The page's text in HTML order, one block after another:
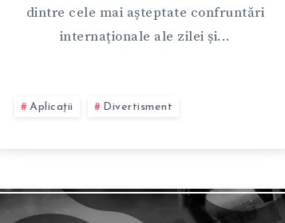
dintre cele mai așteptate confruntări
internaționale ale zilei și...
Aplicații Divertisment